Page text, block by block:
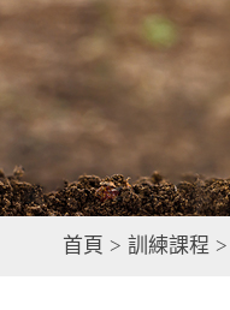
首頁 > 訓練課程 >